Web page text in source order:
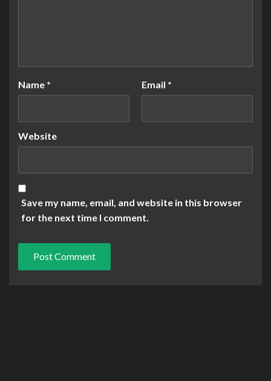
Name * Email *
Website
Save my name, email, and website in this browser
for the next time I comment.